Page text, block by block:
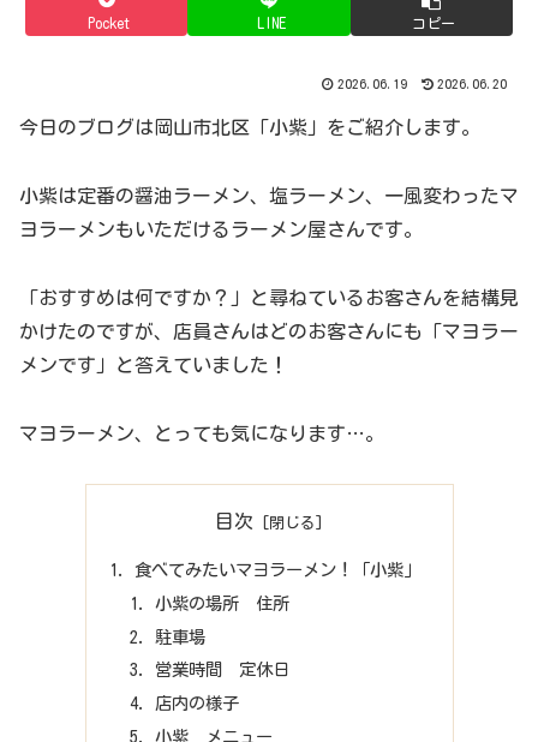
Pocket LINE コピー
2026.06.19 2026.06.20
今日のブログは岡山市北区「小紫」をご紹介します。
小紫は定番の醤油ラーメン、塩ラーメン、一風変わったマ
ヨラーメンもいただけるラーメン屋さんです。
「おすすめは何ですか？」と尋ねているお客さんを結構見
かけたのですが、店員さんはどのお客さんにも「マヨラー
メンです」と答えていました！
マヨラーメン、とっても気になります…。
目次
食べてみたいマヨラーメン！「小紫」
小紫の場所 住所
駐車場
営業時間 定休日
店内の様子
小紫 メニュー